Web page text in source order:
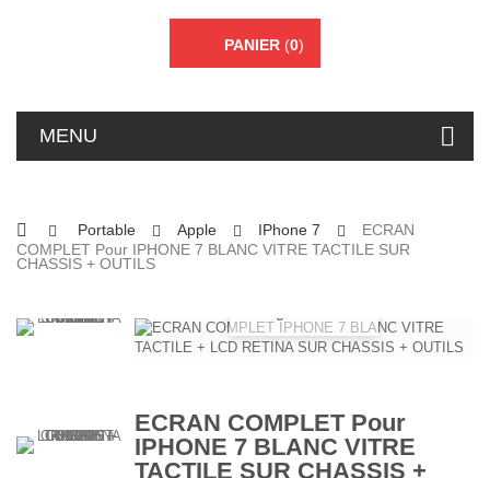
PANIER (0)
MENU
Portable Apple IPhone 7
ECRAN
COMPLET Pour IPHONE 7 BLANC VITRE TACTILE SUR
CHASSIS + OUTILS
ECRAN COMPLET Pour
IPHONE 7 BLANC VITRE
TACTILE SUR CHASSIS +